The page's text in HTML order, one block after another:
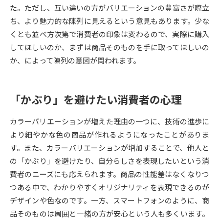
オープンキャンパスなどを調べる
オープンキャンパス検索 実施プログラムから探す
志望校・出願校を調べる
併願校選び 受験スケジュールを立てよう
先輩が入学を決めた理由 テレメール全国一斉進学調査
た。ただし、互い違いの方がバリエーションの豊富さが際立
ち、より魅力的な陳列に見えるという意見もあります。少な
くとも並べ方次第で消費者の印象は変わるので、実際に購入
してほしいのか、まずは商品そのものを手に取ってほしいの
か、によって陳列の意図が問われます。
「かぶり」を避けたい消費者の心理
カラーバリエーションが増えた理由の一つに、技術の進歩に
より細やかな色の商品が作れるようになったことがありま
す。また、カラーバリエーションが増加することで、他人と
の「かぶり」を避けたり、自分らしさを表現したいという消
費者のニーズにも応えられます。商品の性能差はなくなりつ
つある中で、わかりやすくオリジナリティを表現できるのが
デザインや色なのです。一方、スマートフォンのように、商
品そのものは周囲と一緒の方が安心という人も多くいます。